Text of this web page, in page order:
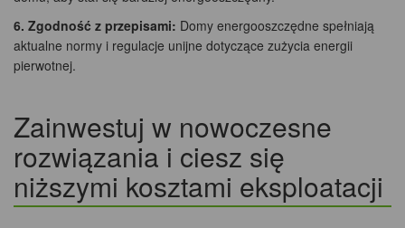
6. Zgodność z przepisami: Domy energooszczędne spełniają
aktualne normy i regulacje unijne dotyczące zużycia energii
pierwotnej.
Zainwestuj w nowoczesne
rozwiązania i ciesz się
niższymi kosztami eksploatacji